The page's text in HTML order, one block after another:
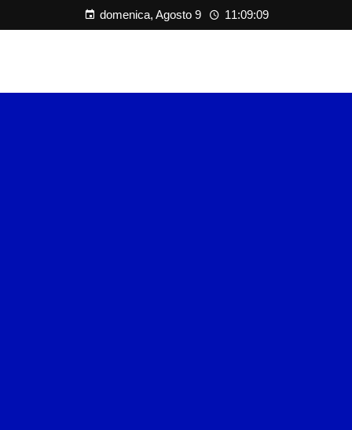
domenica, Agosto 9 11:09:10